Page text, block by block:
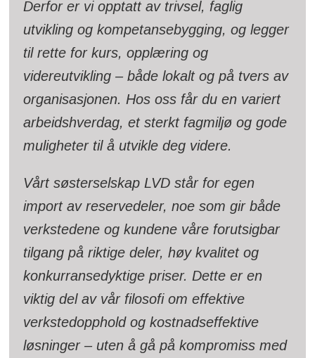
Derfor er vi opptatt av trivsel, faglig
utvikling og kompetansebygging, og legger
til rette for kurs, opplæring og
videreutvikling – både lokalt og på tvers av
organisasjonen. Hos oss får du en variert
arbeidshverdag, et sterkt fagmiljø og gode
muligheter til å utvikle deg videre.
Vårt søsterselskap LVD står for egen
import av reservedeler, noe som gir både
verkstedene og kundene våre forutsigbar
tilgang på riktige deler, høy kvalitet og
konkurransedyktige priser. Dette er en
viktig del av vår filosofi om effektive
verkstedopphold og kostnadseffektive
løsninger – uten å gå på kompromiss med